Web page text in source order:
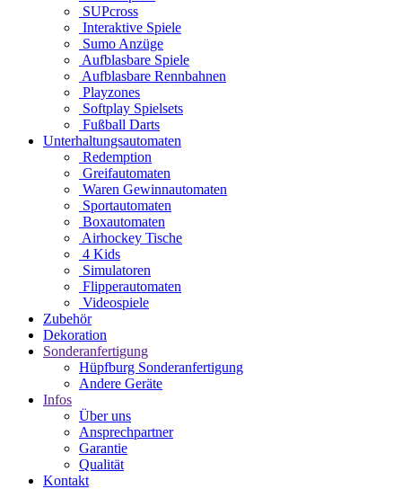
SUPcross
Interaktive Spiele
Sumo Anzüge
Aufblasbare Spiele
Aufblasbare Rennbahnen
Playzones
Softplay Spielsets
Fußball Darts
Unterhaltungsautomaten
Redemption
Greifautomaten
Waren Gewinnautomaten
Sportautomaten
Boxautomaten
Airhockey Tische
4 Kids
Simulatoren
Flipperautomaten
Videospiele
Zubehör
Dekoration
Sonderanfertigung
Hüpfburg Sonderanfertigung
Andere Geräte
Infos
Über uns
Ansprechpartner
Garantie
Qualität
Kontakt